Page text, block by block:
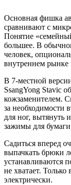
Основная фишка
сравнивают с
Понятие
большее. В
человек,
внутреннем рынке
В 7-местной
SsangYong Stavic
кожзаменителем.
за необходимости
для ног, вытянуть
зажимы для бумаги
Садиться вперед
выпачкать брюки
устанавливаются
не хватает. Только
электрически.